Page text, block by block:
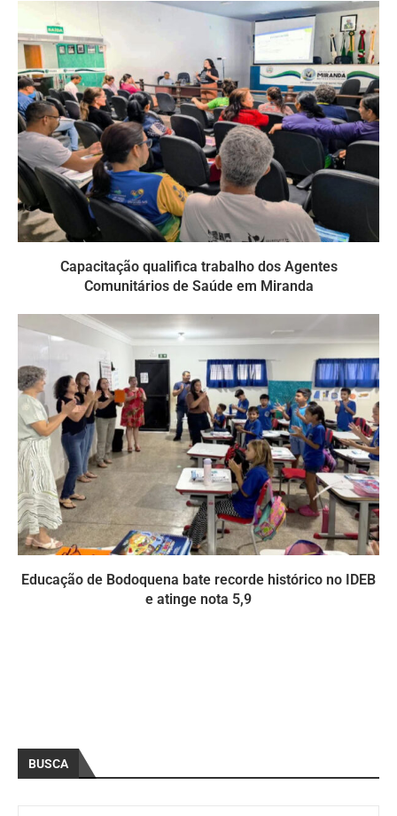
Capacitação qualifica trabalho dos Agentes
Comunitários de Saúde em Miranda
Educação de Bodoquena bate recorde histórico no IDEB
e atinge nota 5,9
BUSCA